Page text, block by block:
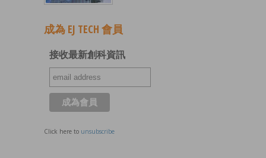
成為 EJ TECH 會員
接收最新創科資訊
Click here to unsubscribe